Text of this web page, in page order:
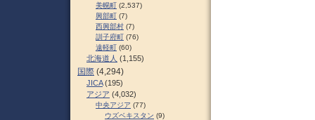
美幌町 (2,537)
興部町 (7)
西興部村 (7)
訓子府町 (76)
遠軽町 (60)
北海道人 (1,155)
国際 (4,294)
JICA(195)
アジア (4,032)
中央アジア (77)
ウズベキスタン (9)